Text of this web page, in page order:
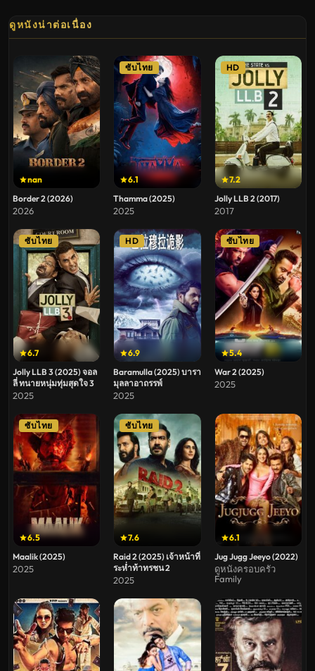
ดูหนังน่าต่อเนื่อง
nan
Border 2 (2026)
2026
6.1
ซับไทย
Thamma (2025)
2025
7.2
HD
Jolly LLB 2 (2017)
2017
6.7
ซับไทย
Jolly LLB 3 (2025) จอล
ลี่ ทนายหนุ่มทุ่มสุดใจ 3
2025
6.9
HD
Baramulla (2025) บารา
มุลลาอาถรรพ์
2025
5.4
ซับไทย
War 2 (2025)
2025
6.5
ซับไทย
Maalik (2025)
2025
7.6
ซับไทย
Raid 2 (2025) เจ้าหน้าที่
ระห่ำท้าทรชน 2
2025
6.1
Jug Jugg Jeeyo (2022)
ดูหนังครอบครัว
Family